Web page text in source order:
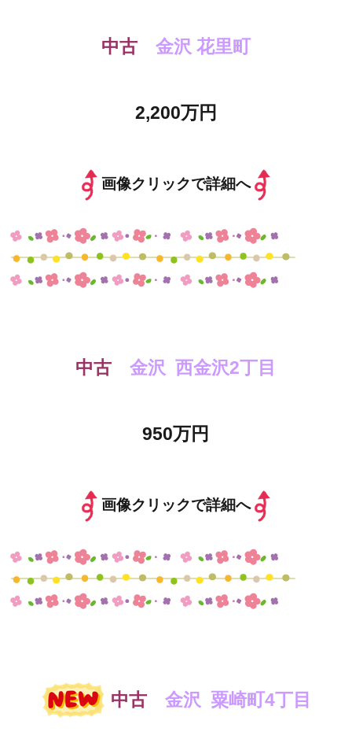
中古 金沢 花里町
2,200万円
画像クリックで詳細へ
中古 金沢 西金沢2丁目
950万円
画像クリックで詳細へ
中古 金沢 粟崎町4丁目